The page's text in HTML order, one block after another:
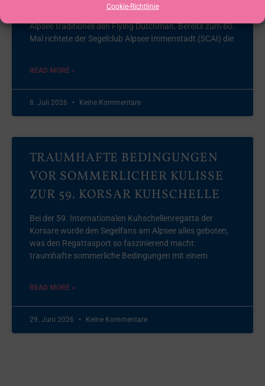
Cookie-Richtlinie
Alpsee traditionell den Flying Dutchman. Bereits zum 60.
Mal richtete der Segelclub Alpsee Immenstadt (SCAI) die
READ MORE »
8. Juli 2026 Keine Kommentare
TRAUMHAFTE BEDINGUNGEN
VOR SOMMERLICHER KULISSE
ZUR 59. KORSAR KUHSCHELLE
Bei der 59. Internationalen Kuhschellenregatta der
Korsare wurde den Segelfans am Alpsee alles geboten,
was den Regattasport so faszinierend macht:
traumhafte sommerliche Bedingungen mit einem
READ MORE »
29. Juni 2026 Keine Kommentare